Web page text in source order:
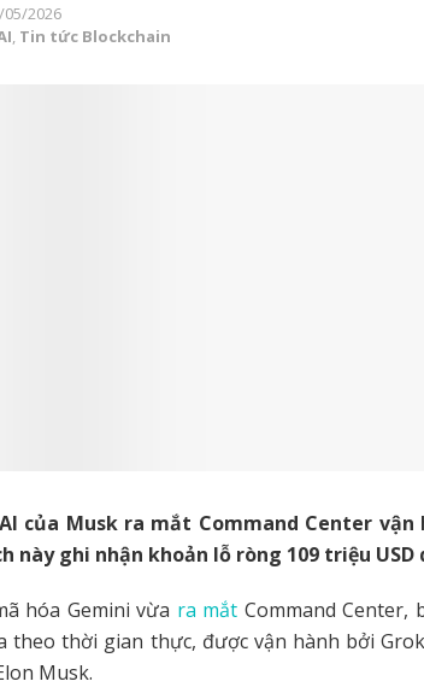
05/2026
, Tin tức Blockchain
của Musk ra mắt Command Center vận
này ghi nhận khoản lỗ ròng 109 triệu USD
hóa Gemini vừa ra mắt Command Center,
theo thời gian thực, được vận hành bởi
Musk.